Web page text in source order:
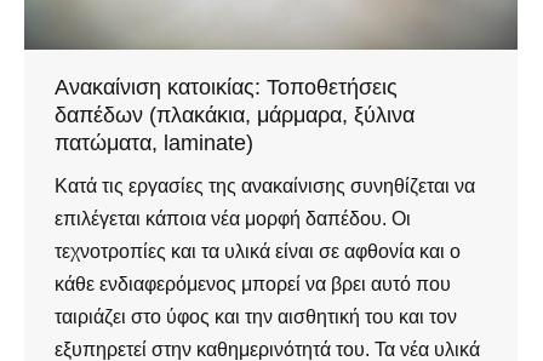
Ανακαίνιση κατοικίας: Τοποθετήσεις
δαπέδων (πλακάκια, μάρμαρα, ξύλινα
πατώματα, laminate)
Κατά τις εργασίες της ανακαίνισης συνηθίζεται να
επιλέγεται κάποια νέα μορφή δαπέδου. Οι
τεχνοτροπίες και τα υλικά είναι σε αφθονία και ο
κάθε ενδιαφερόμενος μπορεί να βρει αυτό που
ταιριάζει στο ύφος και την αισθητική του και τον
εξυπηρετεί στην καθημερινότητά του. Τα νέα υλικά